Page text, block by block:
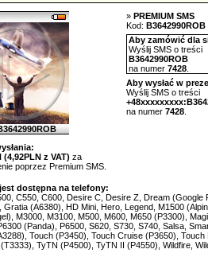
(4,92PLN z VAT) za
poprzez Premium SMS.
» PREMIUM SMS
Kod: B3642990ROB
Aby zamówić dla
Wyślij SMS o treści
B3642990ROB
na numer 7428.
Aby wysłać w
Wyślij SMS o treści
na numer 7428.
jest dostępna na telefony:
C550, C600, Desire C, Desire Z, Dream (Google
Gratia (A6380), HD Mini, Hero, Legend, M1500
M3000, M3100, M500, M600, M650 (P3300),
(Panda), P6500, S620, S730, S740, Salsa,
Touch (P3450), Touch Cruise (P3650), Touch
TyTN (P4500), TyTN II (P4550), Wildfire,